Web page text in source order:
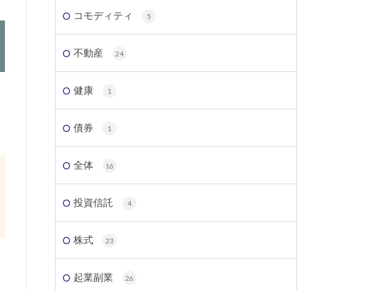
コモディティ 5
不動産 24
健康 1
債券 1
全体 16
投資信託 4
株式 23
起業副業 26